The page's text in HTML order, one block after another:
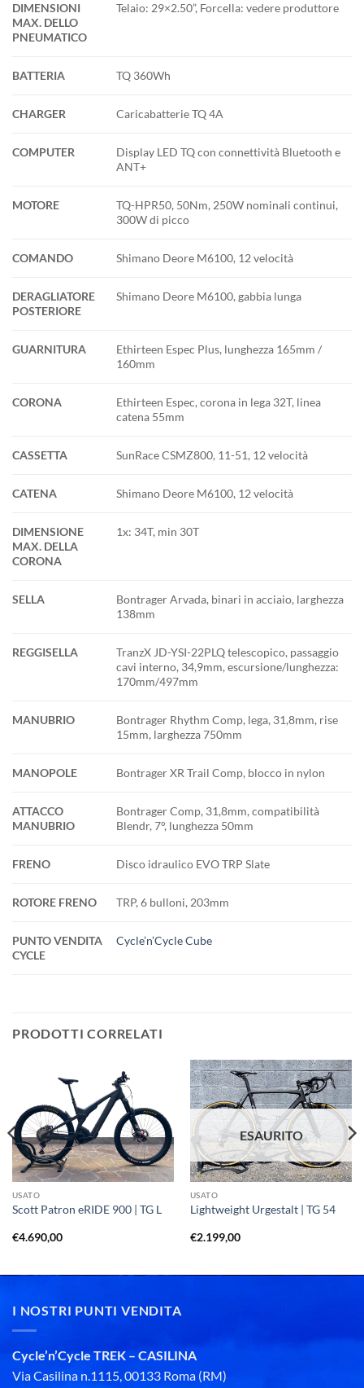
DIMENSIONI
MAX. DELLO
PNEUMATICO
Telaio: 29×2.50”, Forcella: vedere produttore
BATTERIA TQ 360Wh
CHARGER Caricabatterie TQ 4A
COMPUTER
Display LED TQ con connettività Bluetooth e
ANT+
MOTORE
TQ-HPR50, 50Nm, 250W nominali continui,
300W di picco
COMANDO Shimano Deore M6100, 12 velocità
DERAGLIATORE
POSTERIORE
Shimano Deore M6100, gabbia lunga
GUARNITURA
Ethirteen Espec Plus, lunghezza 165mm /
160mm
CORONA
Ethirteen Espec, corona in lega 32T, linea
catena 55mm
CASSETTA SunRace CSMZ800, 11-51, 12 velocità
CATENA Shimano Deore M6100, 12 velocità
DIMENSIONE
MAX. DELLA
CORONA
1x: 34T, min 30T
SELLA
Bontrager Arvada, binari in acciaio, larghezza
138mm
REGGISELLA
TranzX JD-YSI-22PLQ telescopico, passaggio
cavi interno, 34,9mm, escursione/lunghezza:
170mm/497mm
MANUBRIO
Bontrager Rhythm Comp, lega, 31,8mm, rise
15mm, larghezza 750mm
MANOPOLE Bontrager XR Trail Comp, blocco in nylon
ATTACCO
MANUBRIO
Bontrager Comp, 31,8mm, compatibilità
Blendr, 7°, lunghezza 50mm
FRENO Disco idraulico EVO TRP Slate
ROTORE FRENO TRP, 6 bulloni, 203mm
PUNTO VENDITA
CYCLE
Cycle’n’Cycle Cube
PRODOTTI CORRELATI
USATO
Scott Patron eRIDE 900 | TG L
€4.690,00
ESAURITO
USATO
Lightweight Urgestalt | TG 54
€2.199,00
I NOSTRI PUNTI VENDITA
Cycle’n’Cycle TREK – CASILINA
Via Casilina n.1115, 00133 Roma (RM)